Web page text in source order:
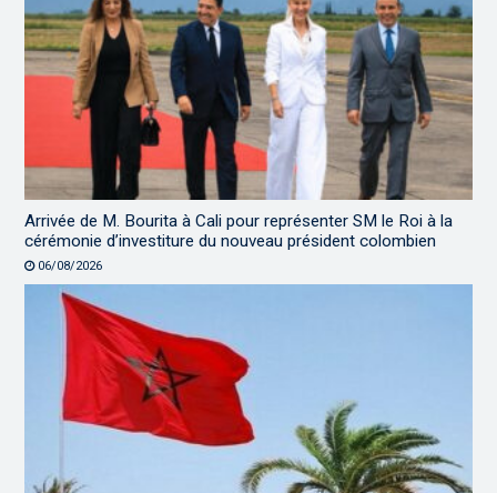
Arrivée de M. Bourita à Cali pour représenter SM le Roi à la
cérémonie d’investiture du nouveau président colombien
06/08/2026